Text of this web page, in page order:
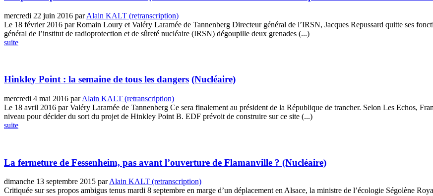
mercredi 22 juin 2016 parAlain KALT (retranscription)
Le 18 février 2016 par Romain Loury et Valéry Laramée de Tannenberg Directeur général de l’IRSN, Jacques Repussard quitte ses
général de l’institut de radioprotection et de sûreté nucléaire (IRSN) dégoupille deux grenades (...)
suite
Hinkley Point : la semaine de tous les dangers (Nucléaire)
mercredi 4 mai 2016 parAlain KALT (retranscription)
Le 18 avril 2016 par Valéry Laramée de Tannenberg Ce sera finalement au président de la République de trancher. Selon Les Echos,
niveau pour décider du sort du projet de Hinkley Point B. EDF prévoit de construire sur ce site (...)
suite
La fermeture de Fessenheim, pas avant l’ouverture de Flamanville ? (Nucléaire)
dimanche 13 septembre 2015 parAlain KALT (retranscription)
Critiquée sur ses propos ambigus tenus mardi 8 septembre en marge d’un déplacement en Alsace, la ministre de l’écologie Ségolène